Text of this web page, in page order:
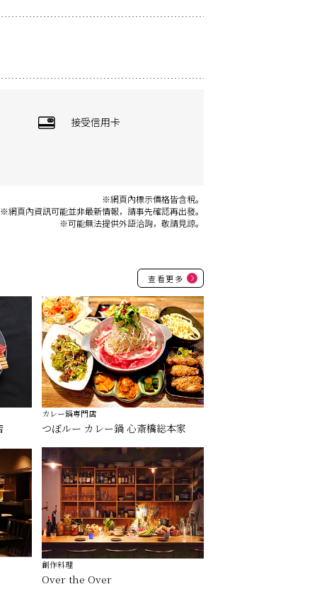
接受信用卡
※網頁內標示價格皆含稅。
※網頁內資訊可能並非最新情報，請事先確認再出發。
※可能無法提供外語洽詢，敬請見諒。
查看更多
カレー鍋専門店
つぼルー カレー鍋 心斎橋総本家
創作料理
Over the Over